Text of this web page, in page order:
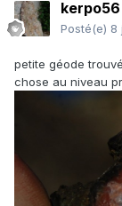
kerpo56
Posté(e) 8
petite géode
chose au niveau